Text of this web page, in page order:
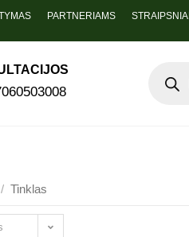
PARTNERIAMS STRAIPSNIAI
/ Tinklas